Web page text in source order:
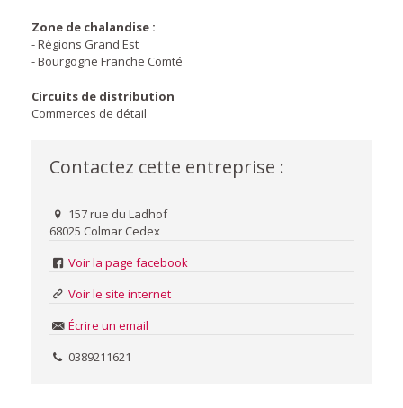
Zone de chalandise :
- Régions Grand Est
- Bourgogne Franche Comté
Circuits de distribution
Commerces de détail
Contactez cette entreprise :
157 rue du Ladhof
68025 Colmar Cedex
Voir la page facebook
Voir le site internet
Écrire un email
0389211621